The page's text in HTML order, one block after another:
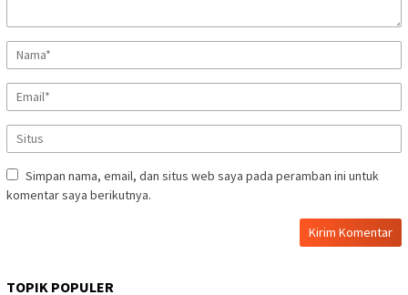
Simpan nama, email, dan situs web saya pada peramban ini untuk
komentar saya berikutnya.
TOPIK POPULER